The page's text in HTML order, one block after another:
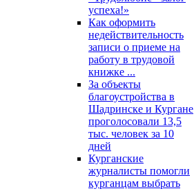
успеха!»
Как оформить
недействительность
записи о приеме на
работу в трудовой
книжке ...
За объекты
благоустройства в
Шадринске и Кургане
проголосовали 13,5
тыс. человек за 10
дней
Курганские
журналисты помогли
курганцам выбрать